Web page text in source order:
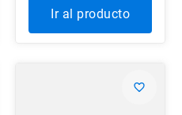
Ir al producto